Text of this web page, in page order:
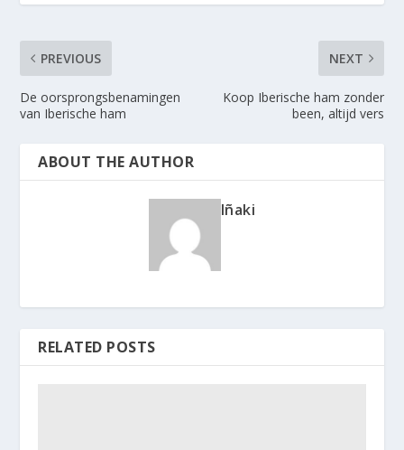
PREVIOUS
De oorsprongsbenamingen
van Iberische ham
NEXT
Koop Iberische ham zonder
been, altijd vers
ABOUT THE AUTHOR
Iñaki
RELATED POSTS